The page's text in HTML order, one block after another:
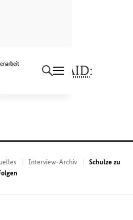
vonUSAID:
Interview-Archiv
Schulze zu